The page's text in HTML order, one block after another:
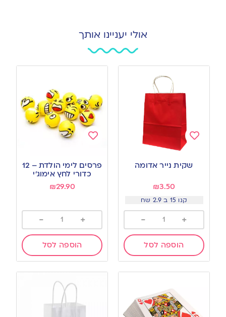
אולי יעניינו אותך
to
wishlist
שקית נייר אדומה
₪3.50
קנו 15 ב 2.9 שח
+
-
הוספה לסל
to
wishlist
פרסים לימי הולדת – 12
כדורי לחץ אימוג׳י
₪29.90
+
-
הוספה לסל